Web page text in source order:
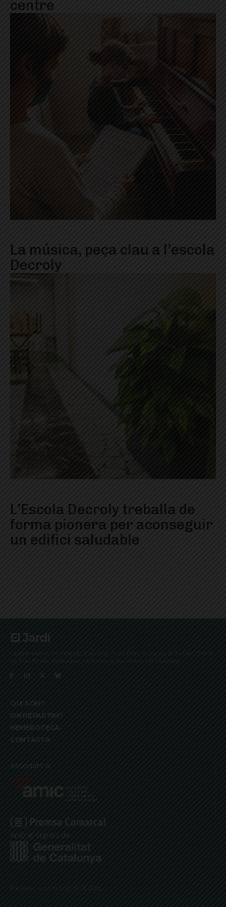
centre
La música, peça clau a l’escola
Decroly
L’Escola Decroly treballa de
forma pionera per aconseguir
un edifici saludable
El Jardí
La Bonanova, Monterols, Galvany, Turó Parc, el Farró, el Putxet, Sarrià,
les Tres Torres, Pedralbes, Vallvidrera, les Planes i el Tibidabo
QUI SOM?
ON REPARTIM?
HEMEROTECA
CONTACTA
Associats a:
Amb el suport de:
© Premsa Local El Jardí SCCL 2025